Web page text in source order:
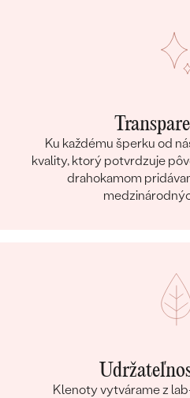
Ku každému šperku od
kvality, ktorý potvrdzuje
drahokamom
Klenoty vytvárame z